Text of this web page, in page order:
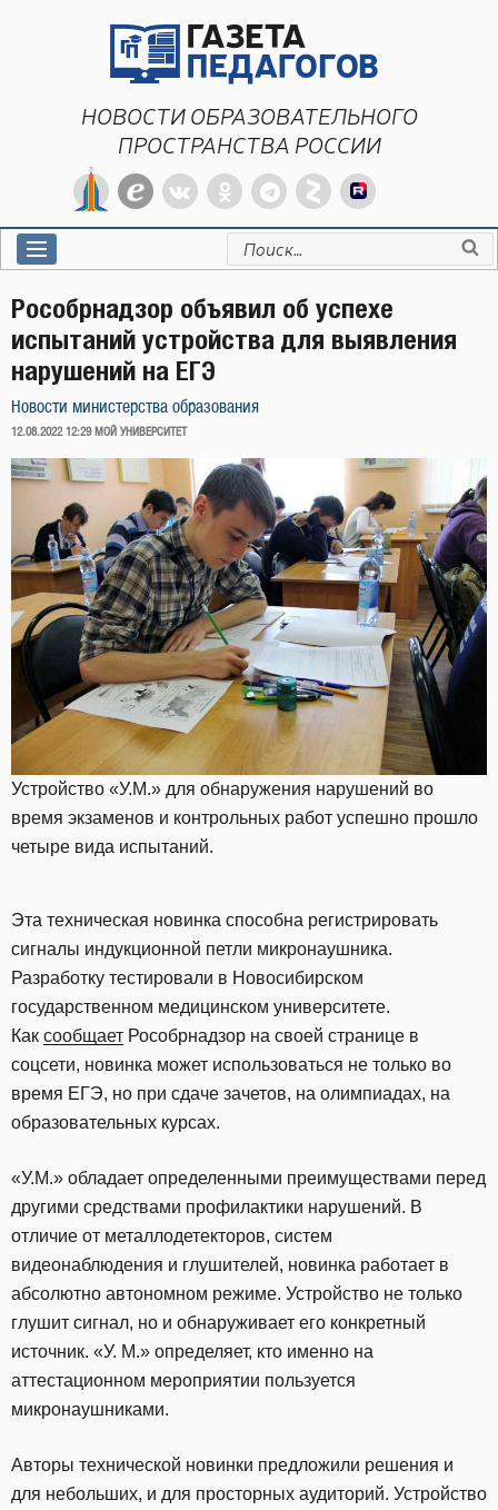
НОВОСТИ ОБРАЗОВАТЕЛЬНОГО
ПРОСТРАНСТВА РОССИИ
Искать:
Рособрнадзор объявил об успехе
испытаний устройства для выявления
нарушений на ЕГЭ
Новости министерства образования
ОПУБЛИКОВАНО
12.08.2022 12:29 МОЙ УНИВЕРСИТЕТ
Устройство «У.М.» для обнаружения нарушений во
время экзаменов и контрольных работ успешно прошло
четыре вида испытаний.
Эта техническая новинка способна регистрировать
сигналы индукционной петли микронаушника.
Разработку тестировали в Новосибирском
государственном медицинском университете.
Как сообщает Рособрнадзор на своей странице в
соцсети, новинка может использоваться не только во
время ЕГЭ, но при сдаче зачетов, на олимпиадах, на
образовательных курсах.
«У.М.» обладает определенными преимуществами перед
другими средствами профилактики нарушений. В
отличие от металлодетекторов, систем
видеонаблюдения и глушителей, новинка работает в
абсолютно автономном режиме. Устройство не только
глушит сигнал, но и обнаруживает его конкретный
источник. «У. М.» определяет, кто именно на
аттестационном мероприятии пользуется
микронаушниками.
Авторы технической новинки предложили решения и
для небольших, и для просторных аудиторий. Устройство